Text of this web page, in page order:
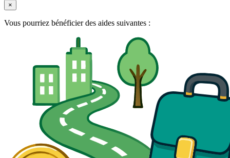
×
Vous pourriez bénéficier des aides suivantes :